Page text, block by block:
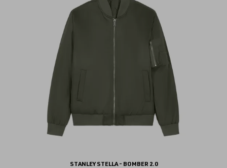
STANLEY STELLA - BOMBER 2.0